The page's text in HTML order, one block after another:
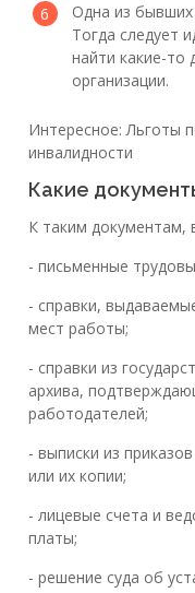
Одна из бывших
Тогда следует
найти какие-то
организации.
Интересное: Льготы
инвалидности
Какие
К таким документам,
- письменные
- справки,
мест работы;
- справки из
архива,
работодателей;
- выписки из
или их копии;
- лицевые счета и
платы;
- решение суда об